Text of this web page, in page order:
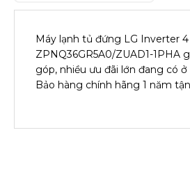
Máy lạnh tủ đứng LG Inverter
ZPNQ36GR5A0/ZUAD1-1PHA
góp, nhiều ưu đãi lớn đang có ở
Bảo hàng chính hãng 1 năm